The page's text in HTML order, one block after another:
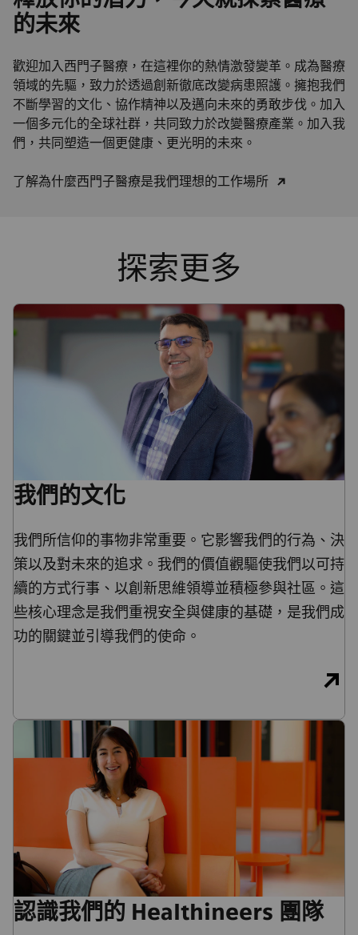
的未來
歡迎加入西門子醫療，在這裡你的熱情激發變革。成為醫療
領域的先驅，致力於透過創新徹底改變病患照護。擁抱我們
不斷學習的文化、協作精神以及邁向未來的勇敢步伐。加入
一個多元化的全球社群，共同致力於改變醫療產業。加入我
們，共同塑造一個更健康、更光明的未來。
了解為什麼西門子醫療是我們理想的工作場所
探索更多
我們的文化
我們所信仰的事物非常重要。它影響我們的行為、決
策以及對未來的追求。我們的價值觀驅使我們以可持
續的方式行事、以創新思維領導並積極參與社區。這
些核心理念是我們重視安全與健康的基礎，是我們成
功的關鍵並引導我們的使命。
認識我們的 Healthineers 團隊